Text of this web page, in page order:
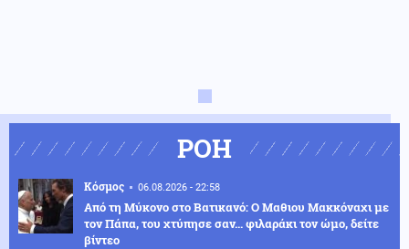
ΡΟΗ
Κόσμος 06.08.2026 - 22:58
Από τη Μύκονο στο Βατικανό: Ο Μαθιου Μακκόναχι με
τον Πάπα, του χτύπησε σαν... φιλαράκι τον ώμο, δείτε
βίντεο